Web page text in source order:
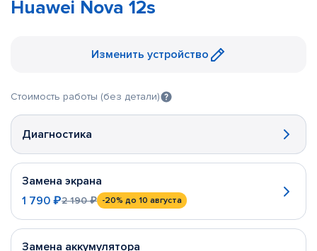
Huawei Nova 12s
Изменить устройство
Стоимость работы (без детали)
Диагностика
Замена экрана
1 790 ₽2 190 ₽ -20% до 10 августа
Замена аккумулятора